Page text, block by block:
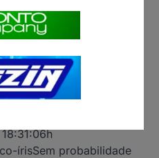
ontem
o dia e períodos de
nuvens.
33°
– 48%
h
írisSem probabilidade